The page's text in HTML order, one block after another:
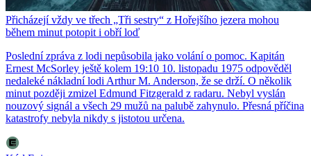
Přicházejí vždy ve třech „Tři sestry“ z Hořejšího jezera mohou
během minut potopit i obří loď
Poslední zpráva z lodi nepůsobila jako volání o pomoc. Kapitán
Ernest McSorley ještě kolem 19:10 10. listopadu 1975 odpověděl
nedaleké nákladní lodi Arthur M. Anderson, že se drží. O několik
minut později zmizel Edmund Fitzgerald z radaru. Nebyl vyslán
nouzový signál a všech 29 mužů na palubě zahynulo. Přesná příčina
katastrofy nebyla nikdy s jistotou určena.